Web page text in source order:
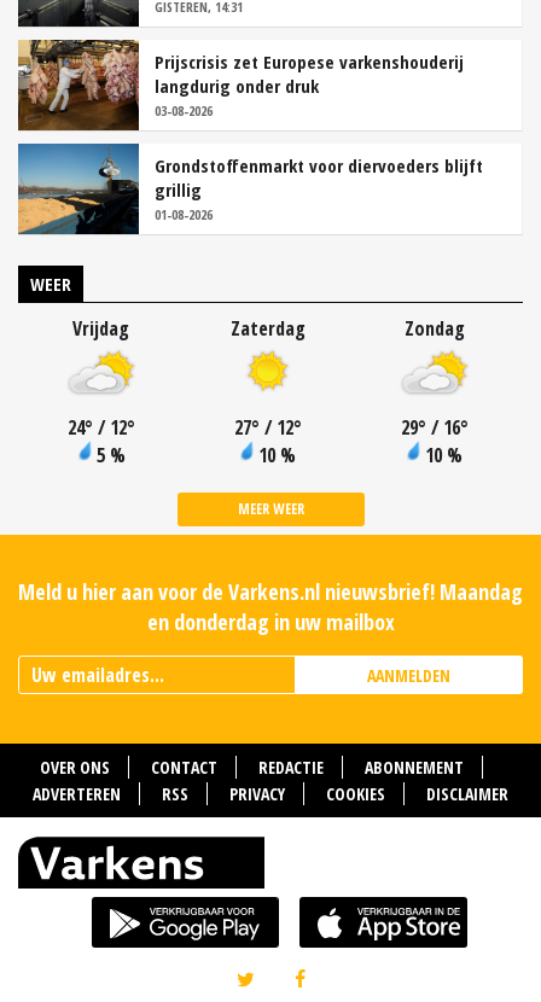
GISTEREN, 14:31
Prijscrisis zet Europese varkenshouderij
langdurig onder druk
03-08-2026
Grondstoffenmarkt voor diervoeders blijft
grillig
01-08-2026
WEER
Vrijdag
24° / 12°
5 %
Zaterdag
27° / 12°
10 %
Zondag
29° / 16°
10 %
MEER WEER
Meld u hier aan voor de Varkens.nl nieuwsbrief! Maandag
en donderdag in uw mailbox
AANMELDEN
OVER ONS CONTACT REDACTIE
ABONNEMENT
ADVERTEREN
RSS PRIVACY COOKIES DISCLAIMER